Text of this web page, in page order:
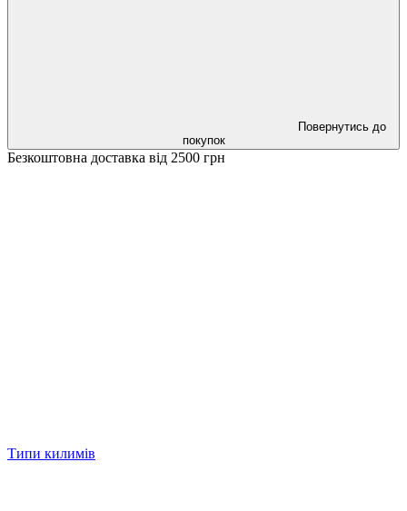
Повернутись до
покупок
Безкоштовна доставка від 2500 грн
Типи килимів